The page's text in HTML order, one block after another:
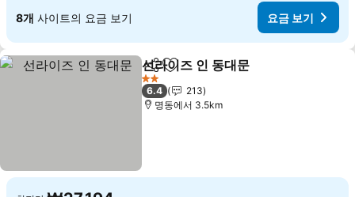
8개 사이트의 요금 보기 요금 보기
공유 즐겨찾기에 추가
선라이즈 인 동대문
2 성급
6.4
213
명동에서 3.5km